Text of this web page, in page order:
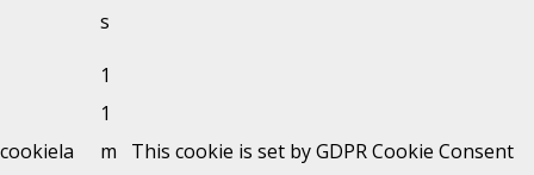
s
cookiela
1
1
m
This cookie is set by GDPR Cookie Consent